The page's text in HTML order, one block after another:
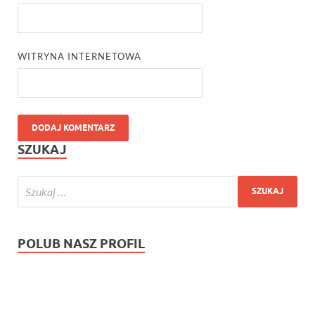
WITRYNA INTERNETOWA
SZUKAJ
POLUB NASZ PROFIL